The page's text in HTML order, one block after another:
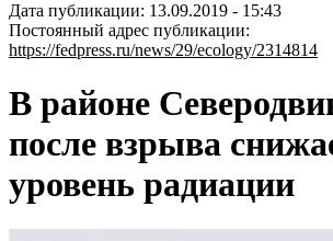
Дата публикации: 13.09.2019 - 15:43
Постоянный адрес публикации:
https://fedpress.ru/news/29/ecology/2314814
В районе
после взрыва
уровень радиации